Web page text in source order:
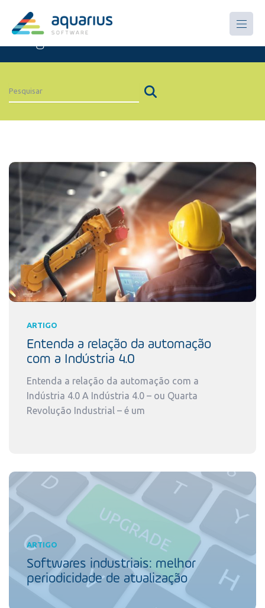
Artigos
ARTIGO
Entenda a relação da automação
com a Indústria 4.0
Entenda a relação da automação com a
Indústria 4.0 A Indústria 4.0 – ou Quarta
Revolução Industrial – é um
ARTIGO
Softwares industriais: melhor
periodicidade de atualização